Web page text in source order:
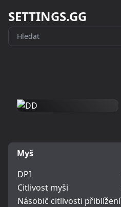
SETTINGS.GG
Myš
DPI
Citlivost myši
Násobič citlivosti přiblížení